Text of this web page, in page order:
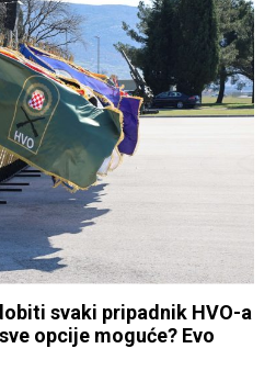
svaki pripadnik HVO-a
opcije moguće? Evo